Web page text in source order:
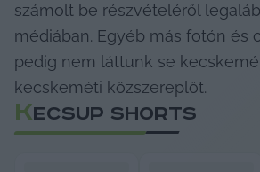
számolt be részvételéről
médiában. Egyéb más fotón és
pedig nem láttunk se
kecskeméti közszereplőt.
KECSUP SHORTS